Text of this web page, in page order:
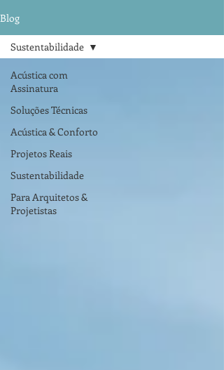
Blog
Acústica com
Assinatura
Soluções Técnicas
Acústica & Conforto
Projetos Reais
Sustentabilidade
Para Arquitetos &
Projetistas
Sustentabilidade